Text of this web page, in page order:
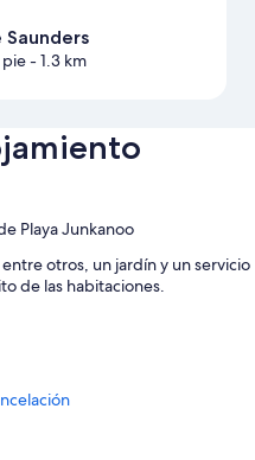
Saunders
pie- 1.3 km
Playa Junkanoo
otros, un jardín y un servicio
de las habitaciones.